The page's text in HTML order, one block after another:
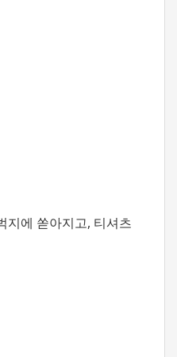
지에 쏟아지고, 티셔츠